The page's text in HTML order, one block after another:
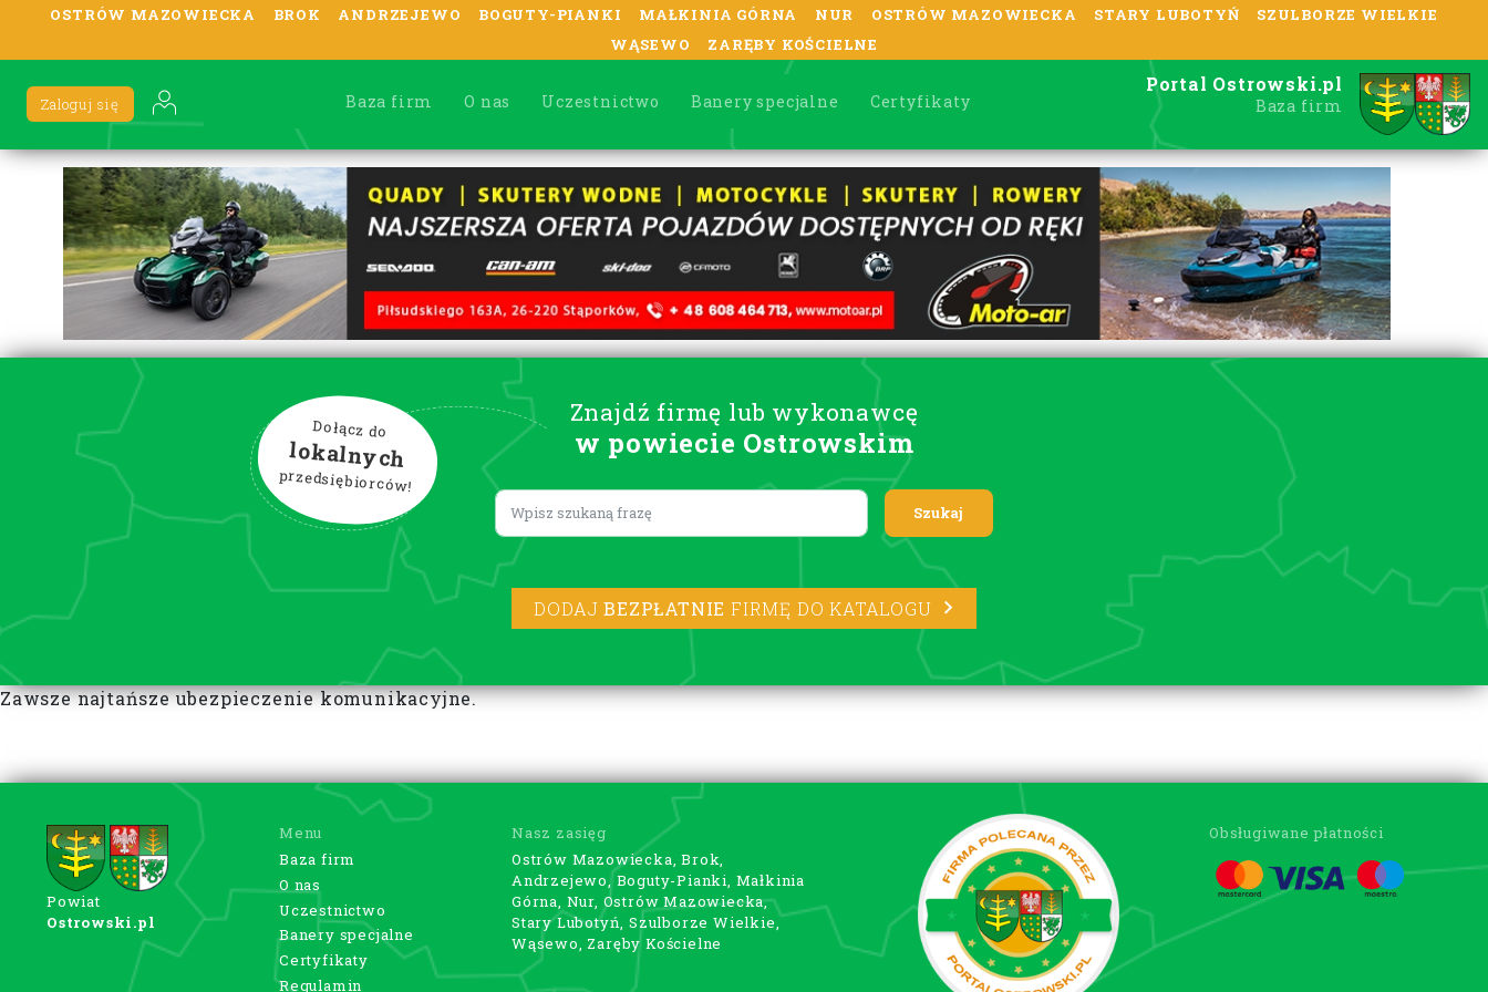
OSTRÓW MAZOWIECKA BROK ANDRZEJEWO BOGUTY-PIANKI MAŁKINIA GÓRNA NUR OSTRÓW MAZOWIECKA STARY LUBOTYŃ
SZULBORZE WIELKIE
WĄSEWO
ZARĘBY KOŚCIELNE
Baza firm O nas Uczestnictwo Banery specjalne Certyfikaty
Zaloguj się
Portal Ostrowski.pl
Baza firm
Znajdź firmę lub wykonawcę
w powiecie Ostrowskim
Dołącz do
lokalnych
przedsiębiorców!
Lorem ipsum
DODAJBEZPŁATNIE FIRMĘ DO KATALOGU
Zawsze najtańsze ubezpieczenie komunikacyjne.
Powiat
Ostrowski.pl
Menu
Baza firm
O nas
Uczestnictwo
Banery specjalne
Certyfikaty
Regulamin
Nasz zasięg
Ostrów Mazowiecka, Brok,
Andrzejewo, Boguty-Pianki, Małkinia
Górna, Nur, Ostrów Mazowiecka,
Stary Lubotyń, Szulborze Wielkie,
Wąsewo, Zaręby Kościelne
Obsługiwane płatności